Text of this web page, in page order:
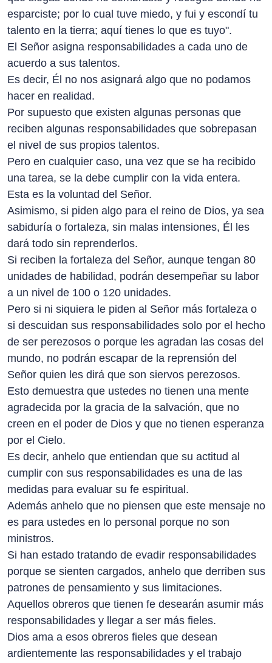
esparciste; por lo cual tuve miedo, y fui y escondí tu
talento en la tierra; aquí tienes lo que es tuyo".
El Señor asigna responsabilidades a cada uno de
acuerdo a sus talentos.
Es decir, Él no nos asignará algo que no podamos
hacer en realidad.
Por supuesto que existen algunas personas que
reciben algunas responsabilidades que sobrepasan
el nivel de sus propios talentos.
Pero en cualquier caso, una vez que se ha recibido
una tarea, se la debe cumplir con la vida entera.
Esta es la voluntad del Señor.
Asimismo, si piden algo para el reino de Dios, ya sea
sabiduría o fortaleza, sin malas intensiones, Él les
dará todo sin reprenderlos.
Si reciben la fortaleza del Señor, aunque tengan 80
unidades de habilidad, podrán desempeñar su labor
a un nivel de 100 o 120 unidades.
Pero si ni siquiera le piden al Señor más fortaleza o
si descuidan sus responsabilidades solo por el hecho
de ser perezosos o porque les agradan las cosas del
mundo, no podrán escapar de la reprensión del
Señor quien les dirá que son siervos perezosos.
Esto demuestra que ustedes no tienen una mente
agradecida por la gracia de la salvación, que no
creen en el poder de Dios y que no tienen esperanza
por el Cielo.
Es decir, anhelo que entiendan que su actitud al
cumplir con sus responsabilidades es una de las
medidas para evaluar su fe espiritual.
Además anhelo que no piensen que este mensaje no
es para ustedes en lo personal porque no son
ministros.
Si han estado tratando de evadir responsabilidades
porque se sienten cargados, anhelo que derriben sus
patrones de pensamiento y sus limitaciones.
Aquellos obreros que tienen fe desearán asumir más
responsabilidades y llegar a ser más fieles.
Dios ama a esos obreros fieles que desean
ardientemente las responsabilidades y el trabajo